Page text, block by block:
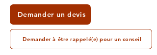
Demander un devis
Demander à être rappelé(e) pour un conseil